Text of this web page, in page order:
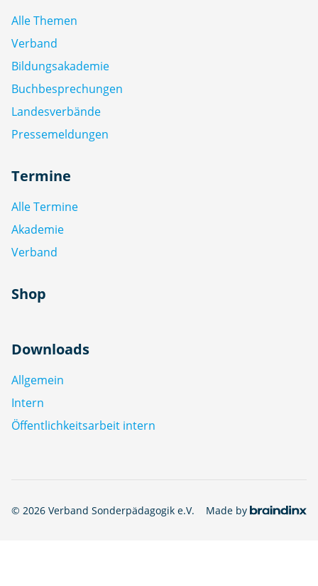
Alle Themen
Verband
Bildungsakademie
Buchbesprechungen
Landesverbände
Pressemeldungen
Termine
Alle Termine
Akademie
Verband
Shop
Downloads
Allgemein
Intern
Öffentlichkeitsarbeit intern
© 2026 Verband Sonderpädagogik e.V. Made by